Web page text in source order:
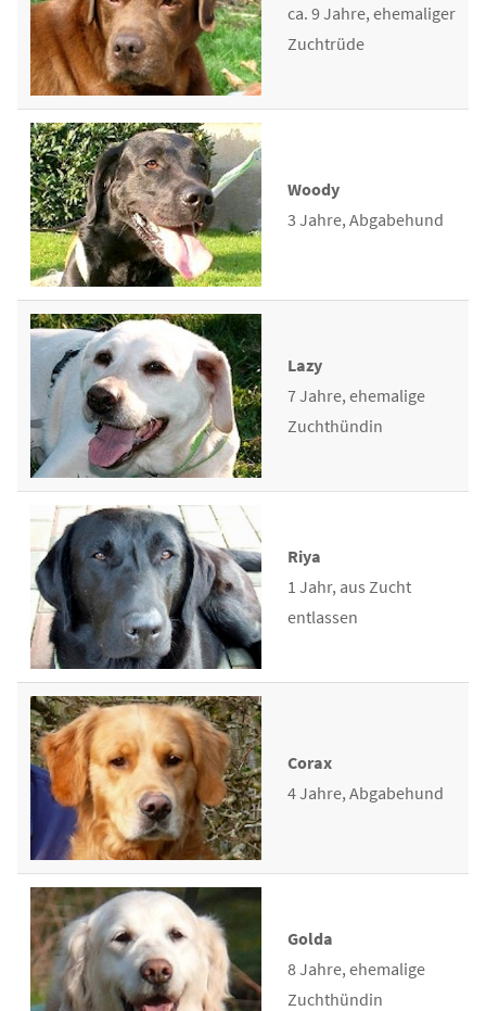
ca. 9 Jahre, ehemaliger
Zuchtrüde
Woody
3 Jahre, Abgabehund
Lazy
7 Jahre, ehemalige
Zuchthündin
Riya
1 Jahr, aus Zucht
entlassen
Corax
4 Jahre, Abgabehund
Golda
8 Jahre, ehemalige
Zuchthündin